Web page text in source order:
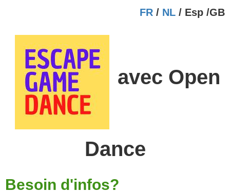
FR / NL / Esp /GB
avec Open
Dance
Besoin d'infos?